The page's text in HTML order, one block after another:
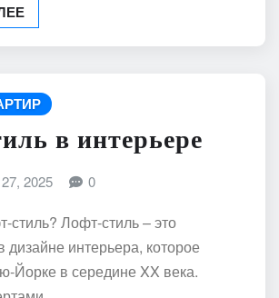
в интерьере
2025 0
стиль? Лофт-стиль – это
дизайне интерьера, которое
Йорке в середине XX века.